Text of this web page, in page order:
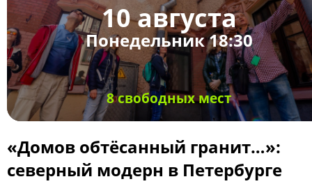
10 августа
Понедельник 18:30
8 свободных мест
«Домов обтёсанный гранит…»:
северный модерн в Петербурге